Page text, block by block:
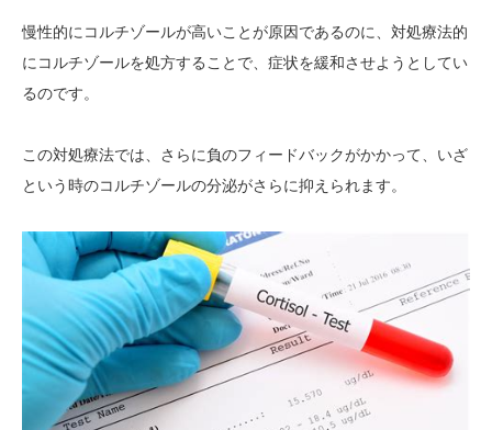
慢性的にコルチゾールが高いことが原因であるのに、対処療法的
にコルチゾールを処方することで、症状を緩和させようとしてい
るのです。
この対処療法では、さらに負のフィードバックがかかって、いざ
という時のコルチゾールの分泌がさらに抑えられます。